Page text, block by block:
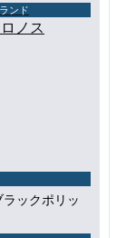
ンド
ノス
ックポリッ